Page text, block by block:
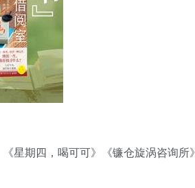
星期四，喝可可》《镰仓旋涡咨询所》
用户名/手机号/邮箱
登录密码
记住登录
社交账号登录